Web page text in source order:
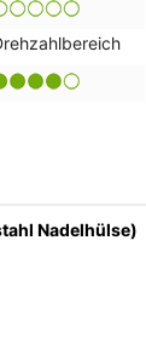
Nadelhülse)